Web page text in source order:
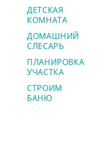
ДЕТСКАЯ
КОМНАТА
ДОМАШНИЙ
СЛЕСАРЬ
ПЛАНИРОВКА
УЧАСТКА
СТРОИМ
БАНЮ